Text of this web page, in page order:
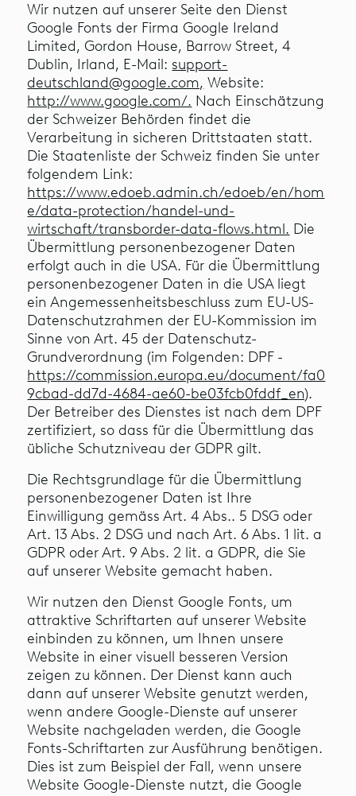
Wir nutzen auf unserer Seite den Dienst
Google Fonts der Firma Google Ireland
Limited, Gordon House, Barrow Street, 4
Dublin, Irland, E-Mail: support-
deutschland@google.com, Website:
http://www.google.com/. Nach Einschätzung
der Schweizer Behörden findet die
Verarbeitung in sicheren Drittstaaten statt.
Die Staatenliste der Schweiz finden Sie unter
folgendem Link:
https://www.edoeb.admin.ch/edoeb/en/hom
e/data-protection/handel-und-
wirtschaft/transborder-data-flows.html. Die
Übermittlung personenbezogener Daten
erfolgt auch in die USA. Für die Übermittlung
personenbezogener Daten in die USA liegt
ein Angemessenheitsbeschluss zum EU-US-
Datenschutzrahmen der EU-Kommission im
Sinne von Art. 45 der Datenschutz-
Grundverordnung (im Folgenden: DPF -
https://commission.europa.eu/document/fa0
9cbad-dd7d-4684-ae60-be03fcb0fddf_en).
Der Betreiber des Dienstes ist nach dem DPF
zertifiziert, so dass für die Übermittlung das
übliche Schutzniveau der GDPR gilt.
Die Rechtsgrundlage für die Übermittlung
personenbezogener Daten ist Ihre
Einwilligung gemäss Art. 4 Abs.. 5 DSG oder
Art. 13 Abs. 2 DSG und nach Art. 6 Abs. 1 lit. a
GDPR oder Art. 9 Abs. 2 lit. a GDPR, die Sie
auf unserer Website gemacht haben.
Wir nutzen den Dienst Google Fonts, um
attraktive Schriftarten auf unserer Website
einbinden zu können, um Ihnen unsere
Website in einer visuell besseren Version
zeigen zu können. Der Dienst kann auch
dann auf unserer Website genutzt werden,
wenn andere Google-Dienste auf unserer
Website nachgeladen werden, die Google
Fonts-Schriftarten zur Ausführung benötigen.
Dies ist zum Beispiel der Fall, wenn unsere
Website Google-Dienste nutzt, die Google